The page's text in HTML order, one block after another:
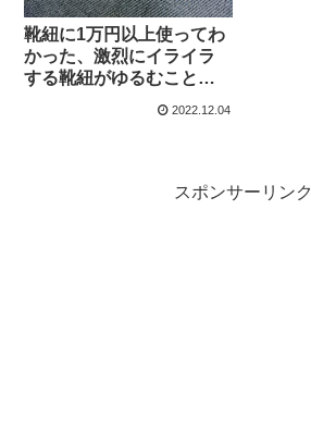
靴紐に1万円以上使ってわ
かった、激烈にイライラ
する靴紐がゆるむことに
2022.12.04
スポンサーリンク